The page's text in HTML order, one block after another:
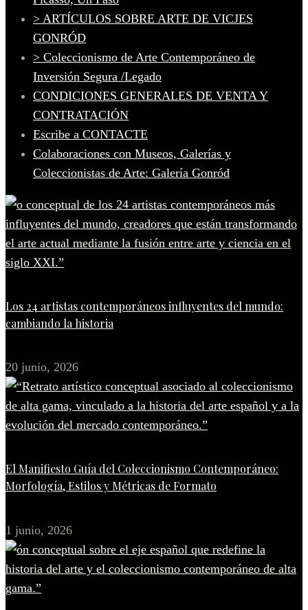
> ARTÍCULOS SOBRE ARTE DE VICJES
GONRÓD
> Coleccionismo de Arte Contemporáneo de
Inversión Segura /Legado
CONDICIONES GENERALES DE VENTA Y
CONTRATACIÓN
Escribe a CONTACTE
Colaboraciones con Museos, Galerías y
Coleccionistas de Arte: Galería Gonród
Los 24 artistas contemporáneos influyentes del mundo:
cambiando la historia
20 junio, 2026
El Manifiesto Guía del Coleccionismo Contemporáneo:
Morfología, Estilos y Métricas de Formato
1 junio, 2026